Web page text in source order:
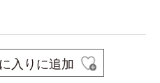
入りに追加